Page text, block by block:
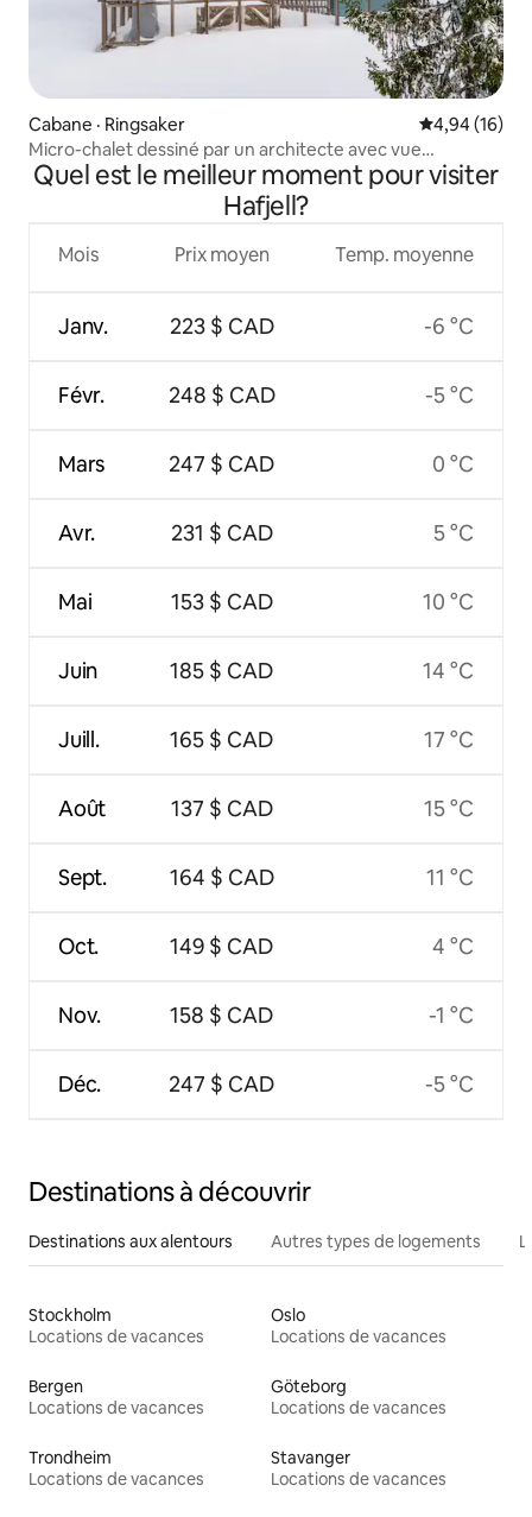
Cabane · Ringsaker Note
4,94 (16)
Micro-chalet dessiné par un architecte avec vue
panoramique
Quel est le meilleur moment pour visiter
Hafjell?
Mois
Janv.
Févr.
Mars
Avr.
Mai
Juin
Juill.
Août
Sept.
Oct.
Nov.
Déc.
Prix moyen
223 $ CAD
248 $ CAD
247 $ CAD
231 $ CAD
153 $ CAD
185 $ CAD
165 $ CAD
137 $ CAD
164 $ CAD
149 $ CAD
158 $ CAD
247 $ CAD
Temp. moyenne
-6 °C
-5 °C
0 °C
5 °C
10 °C
14 °C
17 °C
15 °C
11 °C
4 °C
-1 °C
-5 °C
Destinations à découvrir
Destinations aux alentours Autres types de logements
Stockholm
Locations de vacances
Oslo
Locations de vacances
Bergen
Locations de vacances
Göteborg
Locations de vacances
Trondheim
Locations de vacances
Stavanger
Locations de vacances